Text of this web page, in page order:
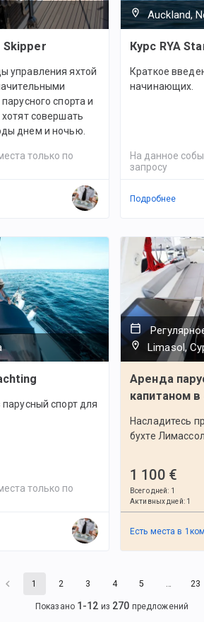
Skipper
управления яхтой
спорта и
совершать
днем и ночью.
только по
Auckland,
Курс RYA
Краткое
начинающих.
На данное
запросу
Подробнее
спорт для
только по
Limasol,
Аренда
капитаном
Насладитесь
бухте
1 100 €
Всего дней: 1
Активных дней: 1
Есть места в 1
1 2 3 4 5 23
Показано 1 -12 из 270 предложений